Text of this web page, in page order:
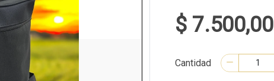
$ 7.500,00
Cantidad